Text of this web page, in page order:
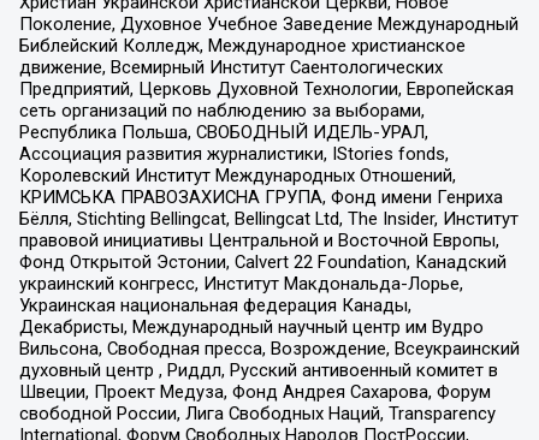
Поколение, Духовное Учебное Заведение Международный
Библейский Колледж, Международное христианское
движение, Всемирный Институт Саентологических
Предприятий, Церковь Духовной Технологии, Европейская
сеть организаций по наблюдению за выборами,
Республика Польша, СВОБОДНЫЙ ИДЕЛЬ-УРАЛ,
Ассоциация развития журналистики, IStories fonds,
Королевский Институт Международных Отношений,
КРИМСЬКА ПРАВОЗАХИСНА ГРУПА, Фонд имени Генриха
Бёлля, Stichting Bellingcat, Bellingcat Ltd, The Insider, Институт
правовой инициативы Центральной и Восточной Европы,
Фонд Открытой Эстонии, Calvert 22 Foundation, Канадский
украинский конгресс, Институт Макдональда-Лорье,
Украинская национальная федерация Канады,
Декабристы, Международный научный центр им Вудро
Вильсона, Свободная пресса, Возрождение, Всеукраинский
духовный центр , Риддл, Русский антивоенный комитет в
Швеции, Проект Медуза, Фонд Андрея Сахарова, Форум
свободной России, Лига Свободных Наций, Transparеncy
International, Форум Свободных Народов ПостРоссии,